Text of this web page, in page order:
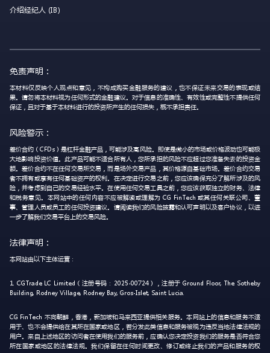
介绍经纪人 (IB)
免责声明：
本材料仅反映个人观点和意见，不构成购买金融服务的建议，也不保证未来交易的表现或结
果。请勿将本材料视为任何形式的金融建议。对于信息的准确性、有效性或完整性不提供任何
保证，且对于基于本材料进行的投资所产生的任何损失，概不承担责任。
风险警示：
差价合约（CFDs）是杠杆金融产品，可能涉及高风险。即使是微小的市场或价格波动也可能极
大地影响投资价值。此产品可能不适合所有人，您所承担的风险不应超过您准备失去的投资金
额。差价合约不在任何交易所交易，而是场外交易产品，其价格源自基础市场。差价合约交易
者不拥有或享有任何基础资产的权利。在决定进行交易之前，您应该确保充分了解所涉及的风
险，并考虑到自己的交易经验水平。在使用任何交易工具之前，您应该获取独立的财务、法律
和税务意见。本网站中的任何内容不应被解读或理解为 CG FinTech 或其任何关联公司、董
事、管理人员或员工的任何投资建议。请阅读我们的风险披露和认可声明以及客户协议，以进
一步了解我们交易平台上的交易风险。
法律声明：
本网站由以下主体运营：
1. CGTrade LC Limited（注册号码：2025-00724），注册于 Ground Floor, The Sotheby
Building, Rodney Village, Rodney Bay, Gros-Islet, Saint Lucia.
CG FinTech 不向朝鲜，香港，新加坡和马来西亚提供相关服务。本网站上的信息和服务不适
用于、也不会提供给在其所在国家或地区，若分发此类信息和服务被视为违反当地法律法规的
用户。来自上述地区的访问者在使用我们的服务前，应确认您决定投资我们的服务是否符合您
所在国家或地区的法律法规。我们保留在任何时间更改、修订或终止我们的产品和服务的权